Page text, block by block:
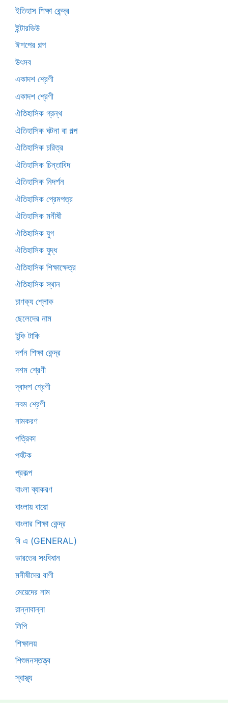
ইতিহাস শিক্ষা কেন্দ্র
ইন্টারভিউ
ঈশপের গল্প
উৎসব
একাদশ শ্রেণী
একাদশ শ্রেণী
ঐতিহাসিক গ্রন্থ
ঐতিহাসিক ঘটনা বা গল্প
ঐতিহাসিক চরিত্র
ঐতিহাসিক চিন্তাবিদ
ঐতিহাসিক নিদর্শন
ঐতিহাসিক প্রেমপত্র
ঐতিহাসিক মনীষী
ঐতিহাসিক যুগ
ঐতিহাসিক যুদ্ধ
ঐতিহাসিক শিক্ষাক্ষেত্র
ঐতিহাসিক স্থান
চাণক্য শ্লোক
ছেলেদের নাম
টুকি টাকি
দর্শন শিক্ষা কেন্দ্র
দশম শ্রেণী
দ্বাদশ শ্রেণী
নবম শ্রেণী
নামকরণ
পত্রিকা
পর্যটক
প্রকল্প
বাংলা ব্যাকরণ
বাংলায় বায়ো
বাংলার শিক্ষা কেন্দ্র
বি এ (GENERAL)
ভারতের সংবিধান
মনীষীদের বাণী
মেয়েদের নাম
রান্নাবান্না
লিপি
শিক্ষালয়
শিশুমনস্তত্ত্ব
স্বাস্থ্য